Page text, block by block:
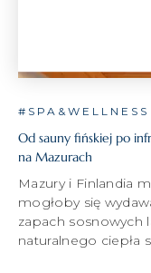
#SPA&WELLNESS
Od sauny fińskiej po
na Mazurach
Mazury i Finlandia
mogłoby się
zapach sosnowych
naturalnego ciepła